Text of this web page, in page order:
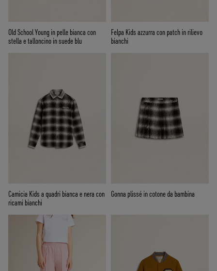
Old School Young in pelle bianca con
stella e talloncino in suede blu
Felpa Kids azzurra con patch in rilievo
bianchi
Camicia Kids a quadri bianca e nera con
ricami bianchi
Gonna plissé in cotone da bambina